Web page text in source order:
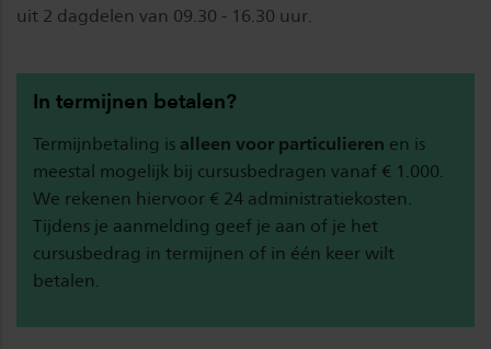
uit 2 dagdelen van 09.30 - 16.30 uur.
In termijnen betalen?
Termijnbetaling is alleen voor particulieren en is
meestal mogelijk bij cursusbedragen vanaf € 1.000.
We rekenen hiervoor € 24 administratiekosten.
Tijdens je aanmelding geef je aan of je het
cursusbedrag in termijnen of in één keer wilt
betalen.